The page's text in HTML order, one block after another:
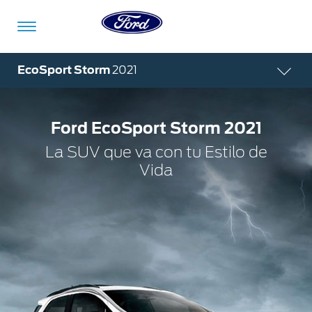
Acessibility
Vehículos
Compra
Promociones
ShowroomVirtual
Propietarios
Extensión
Garantía
Ford
Tecnologías
Confort
Financiamiento
Ford
App
Iniciar
Sesión
Registrarse
EcoSport Storm2021
Ford EcoSport Storm 2021
La SUV que va con tu Estilo de
Vida